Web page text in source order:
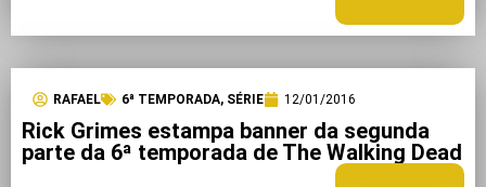
RAFAEL 6ª TEMPORADA, SÉRIE 12/01/2016
Rick Grimes estampa banner da segunda
parte da 6ª temporada de The Walking Dead